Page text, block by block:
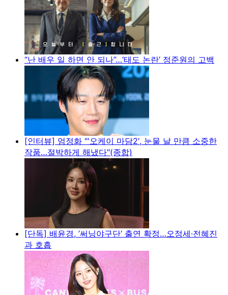
“난 배우 일 하면 안 되나”…‘태도 논란’ 정준원의 고백
[인터뷰] 엄정화 "'오케이 마담2', 눈물 날 만큼 소중한
작품…절박하게 해냈다"(종합)
[단독] 배윤경, ’써닝야구단‘ 출연 확정…오정세·전혜진
과 호흡